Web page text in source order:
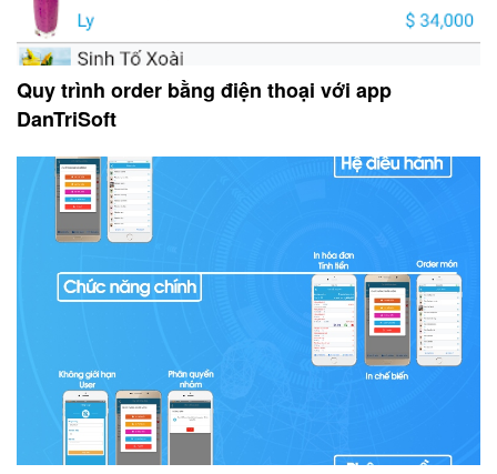
Quy trình order bằng điện thoại với app
DanTriSoft